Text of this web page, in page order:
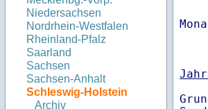
Niedersachsen
Nordrhein-Westfalen
Rheinland-Pfalz
Saarland
Sachsen
Sachsen-Anhalt
Schleswig-Holstein
Archiv